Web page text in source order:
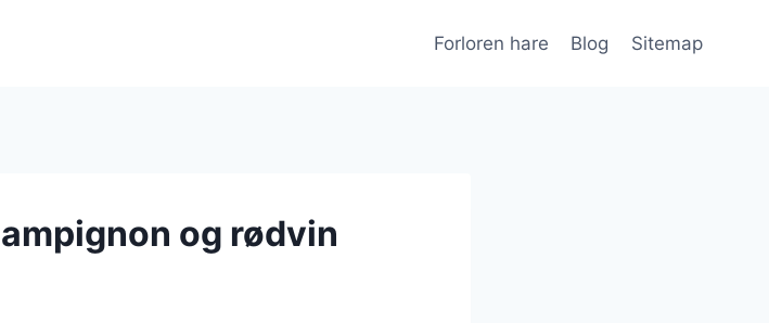
Forloren hare Blog Sitemap
og rødvin